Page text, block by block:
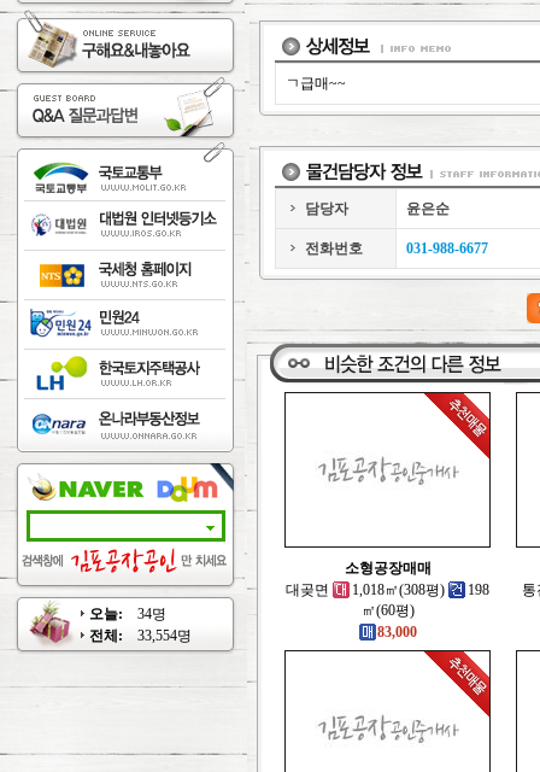
오늘:
34명
전체:
33,554명
ㄱ급매~~
담당자 윤은순
전화번호 031-988-6677
소형공장매매
대곶면
1,018㎡(308평)
198
㎡(60평)
83,000